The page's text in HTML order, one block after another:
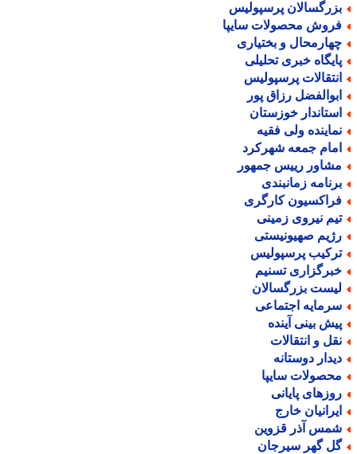
پرسپولیس
محصولات سایپا
و بختیاری
خبری تحلیلی
پرسپولیس
رزاق پور
خوزستان
ولی فقیه
جمعه شهرکرد
رییس جمهور
زمانبندی
کارگری
نیروی زمینی
صهیونیستی
پرسپولیس
تسنیم
بزرگسالان
اجتماعی
بینی آینده
و انتقالات
دوستانه
سایپا
پایانی
خارج
آذر قزوین
گهر سیرجان